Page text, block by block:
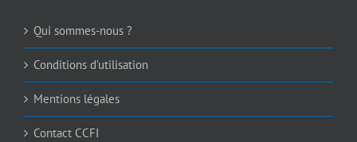
Qui sommes-nous ?
Conditions d’utilisation
Mentions légales
Contact CCFI